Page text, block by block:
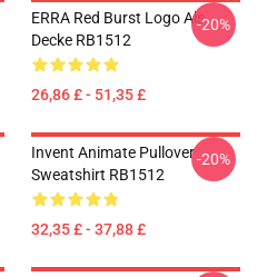
ERRA Red Burst Logo Als
Decke RB1512
26,86 £ - 51,35 £
-20%
Invent Animate Pullover
Sweatshirt RB1512
32,35 £ - 37,88 £
-20%